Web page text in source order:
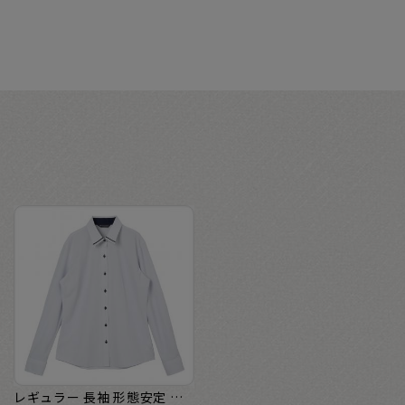
レギュラー 長袖 形態安定 レディースニットシャツ ストレッチ